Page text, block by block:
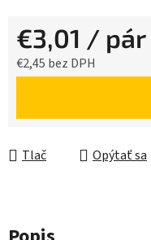
€3,01 / pár
€2,45 bez DPH
Tlač Opýtať sa